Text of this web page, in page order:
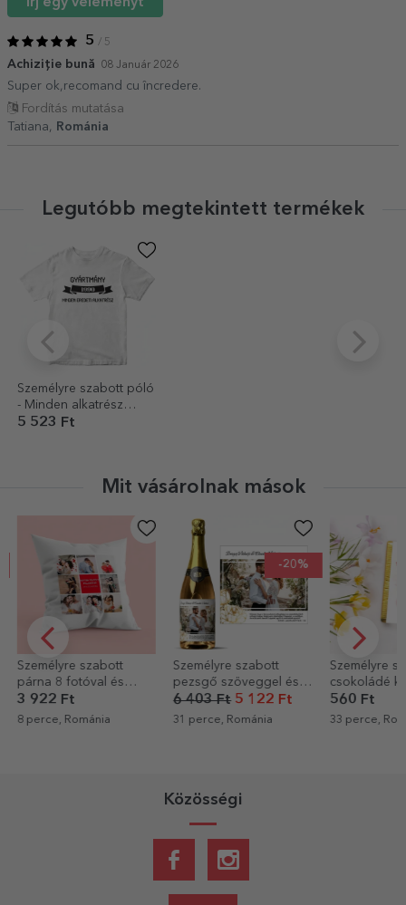
Írj egy véleményt
5 / 5
Achiziție bună 08 Január 2026
Super ok,recomand cu încredere.
Fordítás mutatása
Tatiana,
Románia
Legutóbb megtekintett termékek
Személyre szabott póló
- Minden alkatrész
eredeti
5 523 Ft
Mit vásárolnak mások
Személyre szabott
párna 8 fotóval és
szöveggel
3 922 Ft
8 perce, Románia
-20%
Személyre szabott
pezsgő szöveggel és
fotóval - Esküvői
üdvözlet
6 403 Ft5 122 Ft
31 perce, Románia
Személyre
csokoládé
ajándék
Teddy
560 Ft
33 perce,
Közösségi